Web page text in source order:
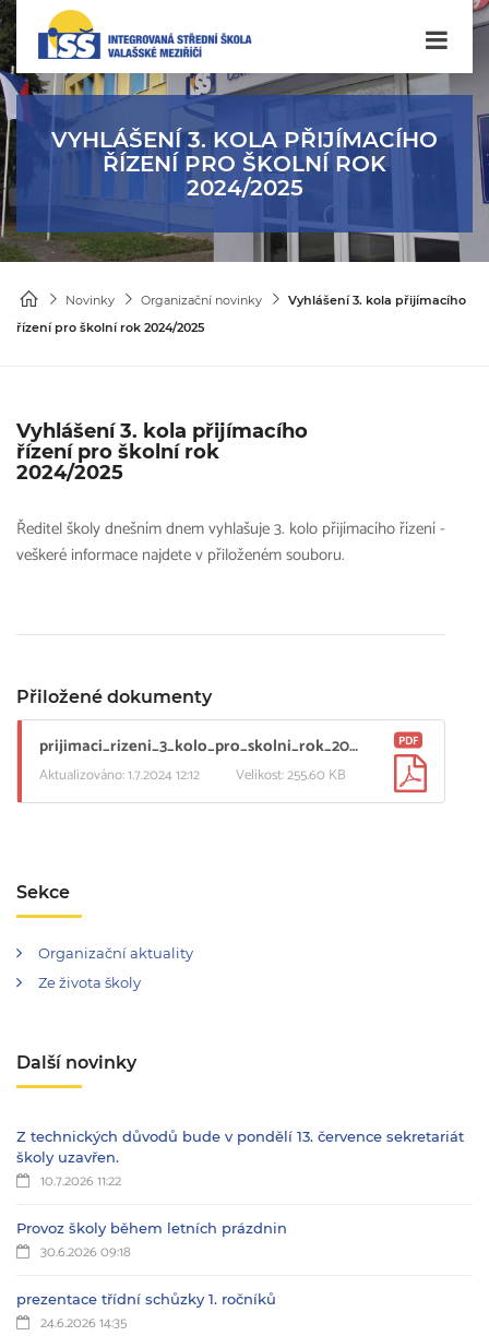
VYHLÁŠENÍ 3. KOLA PŘIJÍMACÍHO
ŘÍZENÍ PRO ŠKOLNÍ ROK
2024/2025
Novinky Organizační novinky
Vyhlášení 3. kola přijímacího
řízení pro školní rok 2024/2025
Vyhlášení 3. kola přijímacího
řízení pro školní rok
2024/2025
Ředitel školy dnešním dnem vyhlašuje 3. kolo přijímacího řízení -
veškeré informace najdete v přiloženém souboru.
Přiložené dokumenty
prijimaci_rizeni_3_kolo_pro_skolni_rok_20242025_1.pdf
Aktualizováno: 1.7.2024 12:12 Velikost: 255.60 KB
PDF
Sekce
Organizační aktuality
Ze života školy
Další novinky
Z technických důvodů bude v pondělí 13. července sekretariát
školy uzavřen.
10.7.2026 11:22
Provoz školy během letních prázdnin
30.6.2026 09:18
prezentace třídní schůzky 1. ročníků
24.6.2026 14:35